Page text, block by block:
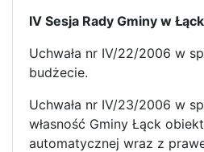
IV Sesja Rady Gminy w
Uchwała nr IV/22/2006 w
budżecie.
Uchwała nr IV/23/2006 w
własność Gminy Łąck
automatycznej wraz z